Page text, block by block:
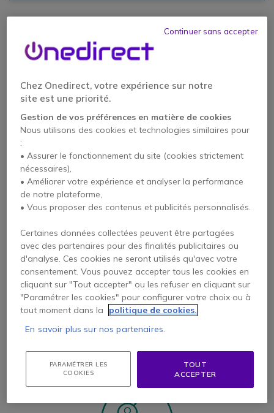
GOOGLE VOICE
: COMMENT ÇA
MARCHE ?
Google Voice est une solution de téléphonie
destinée aux professionnels. Cette solution
développée par Google permet de faciliter la
gestion des appels depuis n’importe quel
appareil (ordinateur, smartphone, tablette).
Voice vous permet donc de passer et recevoir vos
appels où que vous soyez.
Chez Onedirect, votre expérience sur notre
site est une priorité.
Gestion de vos préférences en matière de cookies
Nous utilisons des cookies et technologies similaires pour
:
• Assurer le fonctionnement du site (cookies strictement
nécessaires),
• Améliorer votre expérience et analyser la performance
de notre plateforme,
• Vous proposer des contenus et publicités personnalisés.
Certaines données collectées peuvent être partagées
avec des partenaires pour des finalités publicitaires ou
d'analyse. Ces cookies ne seront utilisés qu'avec votre
consentement. Vous pouvez accepter tous les cookies en
cliquant sur "Tout accepter" ou les refuser en cliquant sur
"Paramétrer les cookies" pour configurer votre choix ou à
tout moment dans la
politique de cookies.
En savoir plus sur nos partenaires.
PARAMÉTRER LES
COOKIES
TOUT
ACCEPTER
Continuer sans accepter